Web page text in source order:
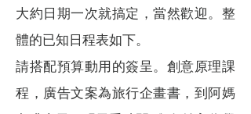
大約日期一次就搞定，當然歡迎。整
體的已知日程表如下。
請搭配預算動用的簽呈。創意原理課
程，廣告文案為旅行企畫書，到阿媽